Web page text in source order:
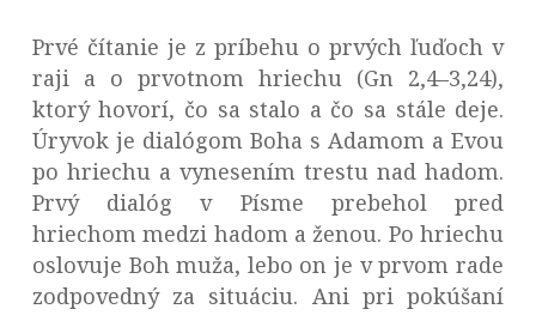
Prvé čítanie je z príbehu o prvých ľuďoch v
raji a o prvotnom hriechu (Gn 2,4–3,24),
ktorý hovorí, čo sa stalo a čo sa stále deje.
Úryvok je dialógom Boha s Adamom a Evou
po hriechu a vynesením trestu nad hadom.
Prvý dialóg v Písme prebehol pred
hriechom medzi hadom a ženou. Po hriechu
oslovuje Boh muža, lebo on je v prvom rade
zodpovedný za situáciu. Ani pri pokúšaní